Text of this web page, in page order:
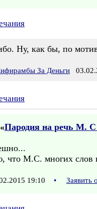
Ну, как бы, по
За Деньги
Пародия на речь М. С
что М.С. многих слов
19:10 • Заявить